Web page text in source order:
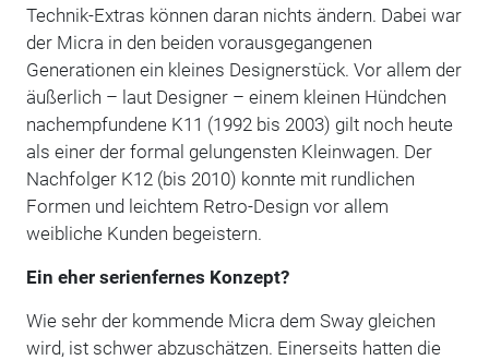
Technik-Extras können daran nichts ändern. Dabei war
der Micra in den beiden vorausgegangenen
Generationen ein kleines Designerstück. Vor allem der
äußerlich – laut Designer – einem kleinen Hündchen
nachempfundene K11 (1992 bis 2003) gilt noch heute
als einer der formal gelungensten Kleinwagen. Der
Nachfolger K12 (bis 2010) konnte mit rundlichen
Formen und leichtem Retro-Design vor allem
weibliche Kunden begeistern.
Ein eher serienfernes Konzept?
Wie sehr der kommende Micra dem Sway gleichen
wird, ist schwer abzuschätzen. Einerseits hatten die